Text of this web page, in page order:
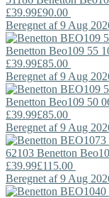
£39.99£90.00
Beregnet af 9 Aug
Benetton Beo109 55
£39.99£85.00
Beregnet af 9 Aug
Benetton Beo109 50
£39.99£85.00
Beregnet af 9 Aug
62103 Benetton
£39.99£115.00
Beregnet af 9 Aug